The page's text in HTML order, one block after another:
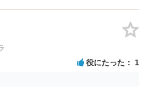
役にたった 1